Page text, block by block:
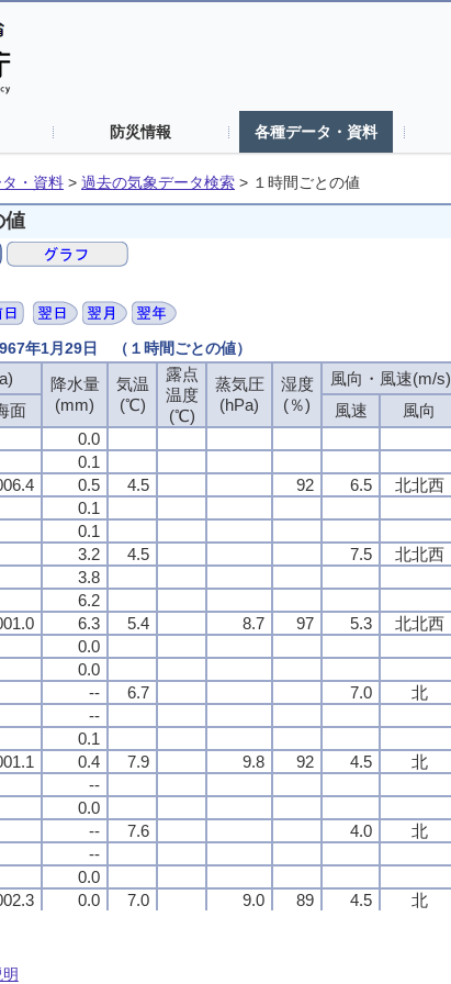
防災情報 各種データ・資料
・資料 > 過去の気象データ検索 > １時間ごとの値
値
年1月29日 （１時間ごとの値）
降水量
(mm)
気温
(℃)
露点
温度
(℃)
蒸気圧
(hPa)
湿度
(％)
風向・風速(m/s)
面 風速 風向
0.0
0.1
0.5 4.5 92 6.5
北北西
0.1
0.1
3.2 4.5 7.5
北北西
3.8
6.2
6.3 5.4 8.7 97 5.3 北北西
0.0
0.0
-- 6.7 7.0
北
--
0.1
0.4 7.9 9.8 92 4.5 北
--
0.0
-- 7.6 4.0
北
--
0.0
0.0 7.0 9.0 89 4.5 北
降水量
(mm)
気温
(℃)
露点
温度
(℃)
蒸気圧
(hPa)
湿度
(％)
風向・風速(m/s)
面 風速 風向
0.0
0.1
0.5 4.5 92 6.5
北北西
0.1
0.1
3.2 4.5 7.5
北北西
3.8
6.2
6.3 5.4 8.7 97 5.3 北北西
0.0
0.0
-- 6.7 7.0
北
--
0.1
0.4 7.9 9.8 92 4.5 北
--
0.0
-- 7.6 4.0
北
--
0.0
0.0 7.0 9.0 89 4.5 北
降水量
(mm)
気温
(℃)
露点
温度
(℃)
蒸気圧
(hPa)
湿度
(％)
風向・風速(m/s)
面 風速 風向
0.0
0.1
0.5 4.5 92 6.5
北北西
0.1
0.1
3.2 4.5 7.5
北北西
3.8
6.2
6.3 5.4 8.7 97 5.3 北北西
0.0
0.0
-- 6.7 7.0
北
--
0.1
0.4 7.9 9.8 92 4.5 北
--
0.0
-- 7.6 4.0
北
--
0.0
0.0 7.0 9.0 89 4.5 北
降水量
(mm)
気温
(℃)
露点
温度
(℃)
蒸気圧
(hPa)
湿度
(％)
風向・風速(m/s)
面 風速 風向
0.0
0.1
0.5 4.5 92 6.5
北北西
0.1
0.1
3.2 4.5 7.5
北北西
3.8
6.2
6.3 5.4 8.7 97 5.3 北北西
0.0
0.0
-- 6.7 7.0
北
--
0.1
0.4 7.9 9.8 92 4.5 北
--
0.0
-- 7.6 4.0
北
--
0.0
0.0 7.0 9.0 89 4.5 北